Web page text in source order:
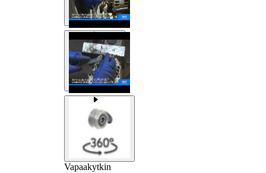
Vapaakytkin